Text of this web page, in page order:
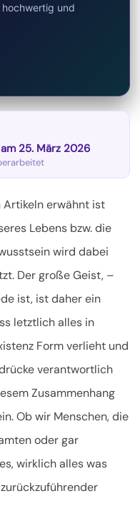
und
25. März 2026
Artikeln erwähnt ist
Lebens bzw. die
wird dabei
Der große Geist, –
ist, ist daher ein
letztlich alles in
Form verlieht und
verantwortlich
Zusammenhang
Ob wir Menschen, die
oder gar
wirklich alles was